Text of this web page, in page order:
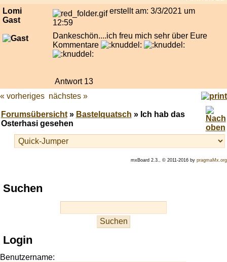
Lomi
Gast
erstellt am: 3/3/2021 um
12:59
Dankeschön....ich freu mich sehr über Eure
Kommentare
Antwort 13
« vorheriges nächstes »
Forumsübersicht» Bastelquatsch » Ich hab das
Osterhasi gesehen
mxBoard 2.3., © 2011-2016 by pragmaMx.org
Play
best
site
https://onlineslots.money/
Suchen
Login
Benutzername: